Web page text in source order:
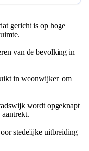
gericht is op hoge
van de bevolking in
in woonwijken om
wordt opgeknapt
stedelijke uitbreiding